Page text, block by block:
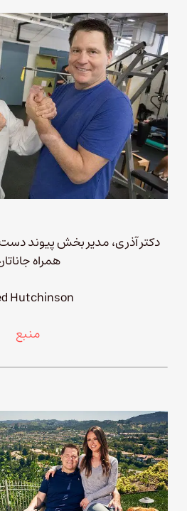
همراه
Hutchinson
منبع